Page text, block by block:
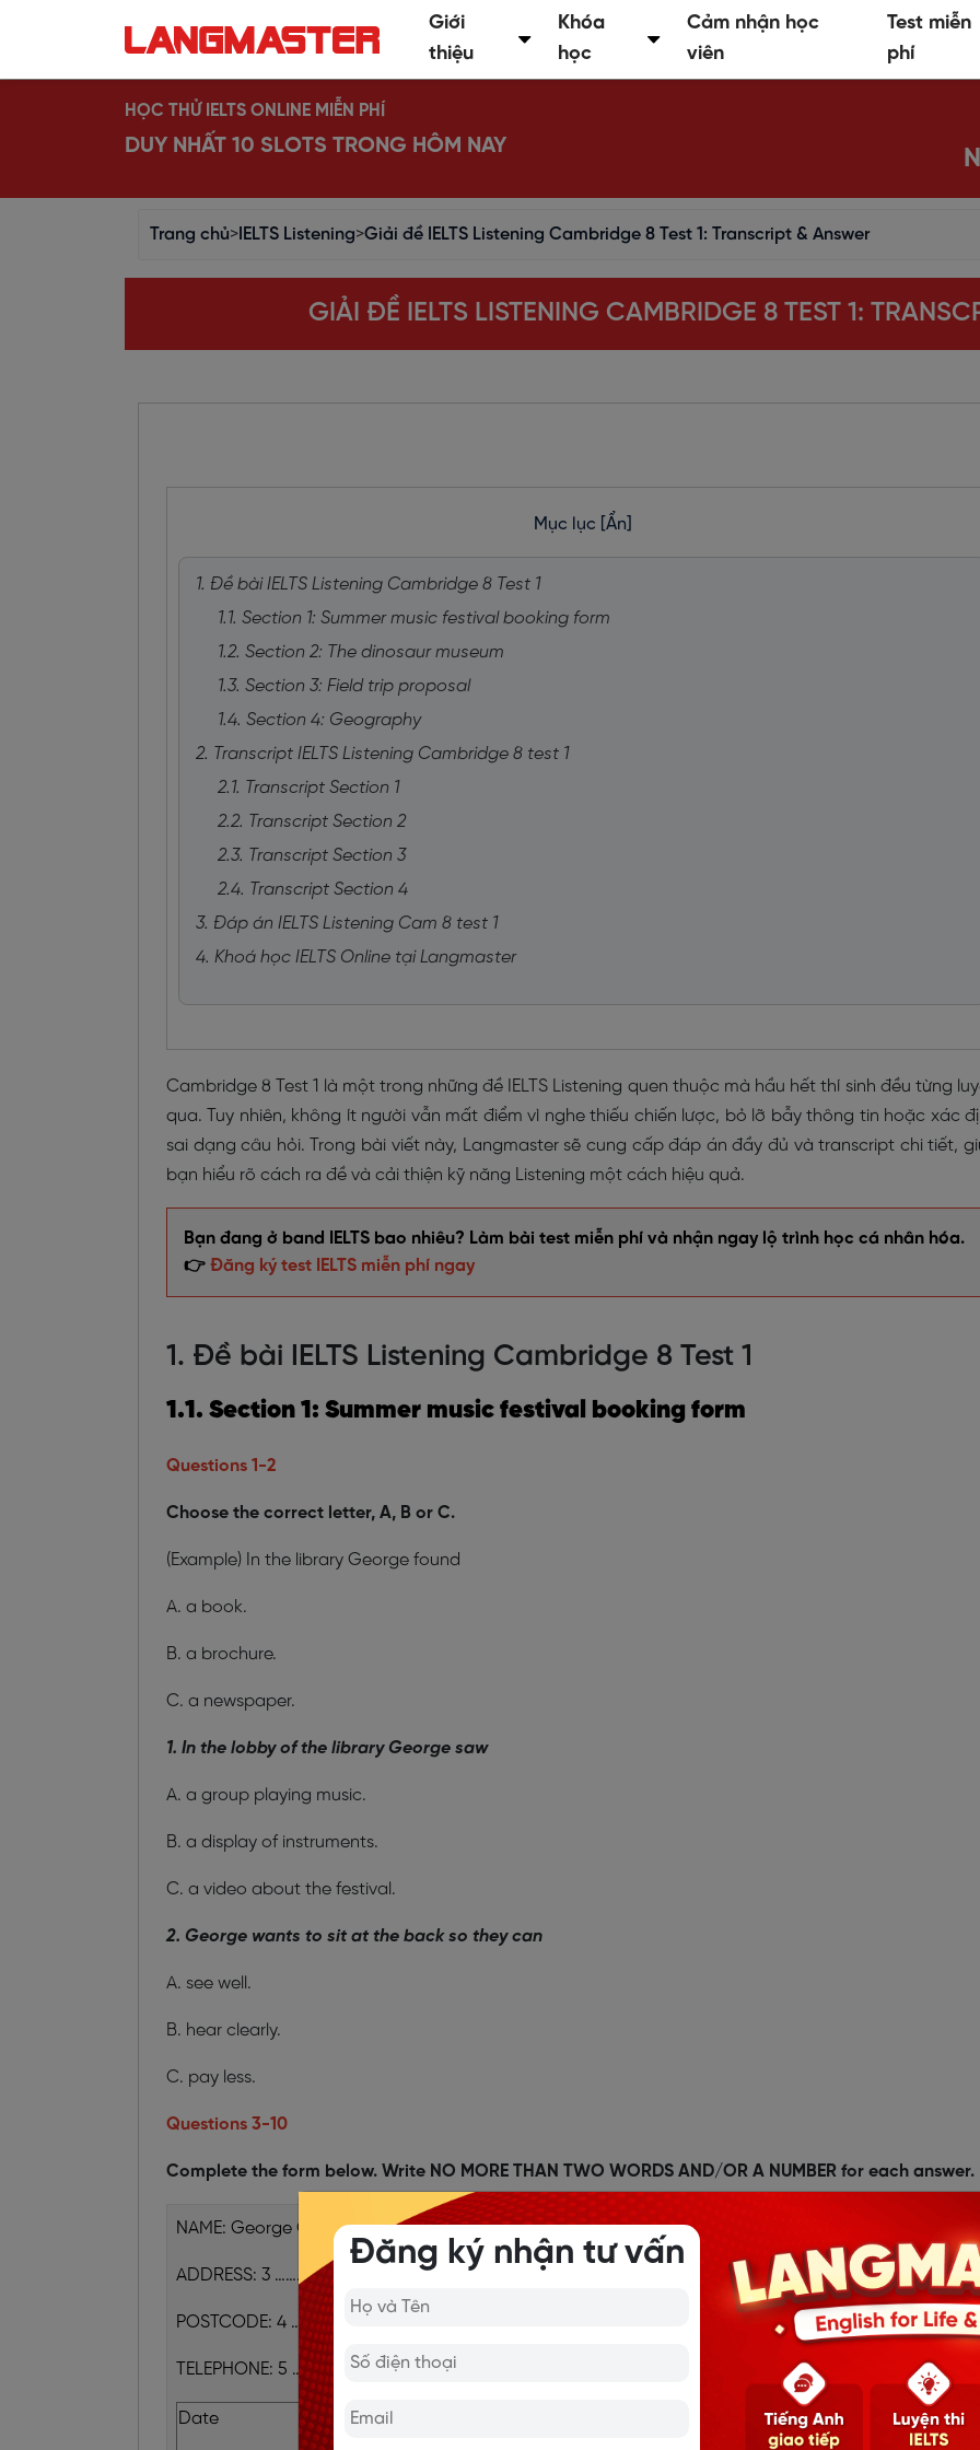
Giới
thiệu
Khóa
học
Cảm nhận học
viên
Test miễn
phí
HỌC THỬ IELTS ONLINE MIỄN PHÍ
DUY NHẤT 10 SLOTS TRONG HÔM NAY
Trang chủ> IELTS Listening>Giải đề IELTS Listening Cambridge 8 Test 1: Transcript & Answer
GIẢI ĐỀ IELTS LISTENING CAMBRIDGE 8 TEST 1:
Mục lục [Ẩn]
1. Đề bài IELTS Listening Cambridge 8 Test 1
1.1. Section 1: Summer music festival booking form
1.2. Section 2: The dinosaur museum
1.3. Section 3: Field trip proposal
1.4. Section 4: Geography
2. Transcript IELTS Listening Cambridge 8 test 1
2.1. Transcript Section 1
2.2. Transcript Section 2
2.3. Transcript Section 3
2.4. Transcript Section 4
3. Đáp án IELTS Listening Cam 8 test 1
4. Khoá học IELTS Online tại Langmaster
Cambridge 8 Test 1 là một trong những đề IELTS Listening quen thuộc mà hầu hết thí sinh đều từng
qua. Tuy nhiên, không ít người vẫn mất điểm vì nghe thiếu chiến lược, bỏ lỡ bẫy thông tin hoặc xác
sai dạng câu hỏi. Trong bài viết này, Langmaster sẽ cung cấp đáp án đầy đủ và transcript chi tiết,
bạn hiểu rõ cách ra đề và cải thiện kỹ năng Listening một cách hiệu quả.
Bạn đang ở band IELTS bao nhiêu? Làm bài test miễn phí và nhận ngay lộ trình học cá nhân hóa.
👉 Đăng ký test IELTS miễn phí ngay
1. Đề bài IELTS Listening Cambridge 8 Test 1
1.1. Section 1: Summer music festival booking form
Questions 1-2
Choose the correct letter, A, B or C.
(Example) In the library George found
A. a book.
B. a brochure.
C. a newspaper.
1. In the lobby of the library George saw
A. a group playing music.
B. a display of instruments.
C. a video about the festival.
2. George wants to sit at the back so they can
A. see well.
B. hear clearly.
C. pay less.
Questions 3-10
Complete the form below. Write NO MORE THAN TWO WORDS AND/OR A NUMBER for each answer.
NAME: George O’Neill
ADDRESS: 3 ………………….., Westsea
POSTCODE: 4 ……………….
TELEPHONE: 5 ………………….
Date Event No. of tickets
Đăng ký nhận tư vấn